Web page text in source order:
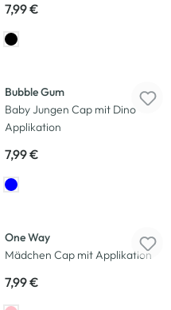
7,99 €
Bubble Gum
Baby Jungen Cap mit Dino
Applikation
7,99 €
One Way
Mädchen Cap mit Applikation
7,99 €